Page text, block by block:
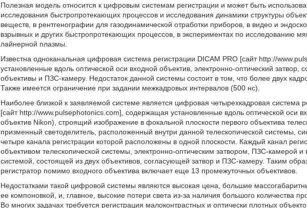
Полезная модель относится к цифровым системам регистрации и может быть
исследования быстропротекающих процессов и исследования динамики структуры
веществ, в рентгенографии для газодинамической отработки приборов, в видео и
взрывных и других быстропротекающих процессов, в экспериментах по исследованию
лайнерной плазмы.
Известна одноканальная цифровая система регистрации DICAM PRO [сайт http://
установленные вдоль оптической оси входной объектив, электронно-оптический затвор,
объективы и ПЗС-камеру. Недостаток данной системы состоит в том, что более двух
Также имеется ограничение при задании межкадровых интервалов (500 нс).
Наиболее близкой к заявляемой системе является цифровая четырехкадровая система
[сайт http://www.pulsephotonics.com], содержащая установленные вдоль оптической оси
объектив Nikon), строящий изображение в фокальной плоскости первого объектива
призменный светоделитель, расположенный внутри данной телескопической системы,
четыре канала регистрации которой расположены в одной плоскости. Каждый канал
объективом телескопической системы, электронно-оптическим затвором, ПЗС-камерой и
системой, состоящей из двух объективов, согласующей затвор и ПЗС-камеру. Таким
регистратор помимо входного объектива включает еще 13 промежуточных объективов.
Недостатками такой цифровой системы являются высокая цена, большие
ее компоновкой, и, главное, высокие потери света из-за наличия большого количества
Во многих задачах требуется регистрация малоконтрастных и оптически плотных